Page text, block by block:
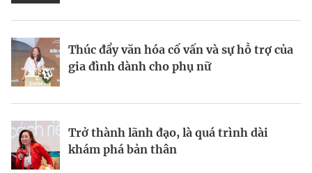
Thúc đẩy văn hóa cố vấn và sự hỗ trợ của
gia đình dành cho phụ nữ
Trở thành lãnh đạo, là quá trình dài
khám phá bản thân
Nữ CEO neo giữ vị thế thị trường Việt
Danh sách Forbes Việt Nam: 10 nữ CEO